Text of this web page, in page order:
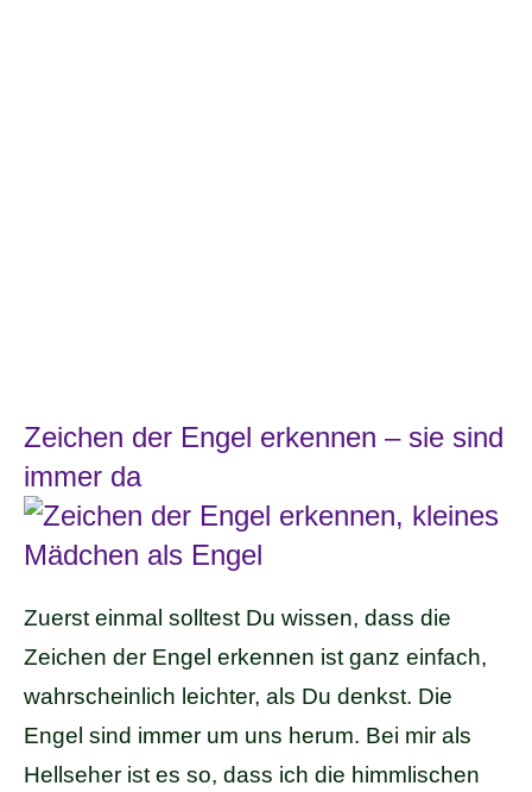
Zeichen der Engel erkennen – sie sind
immer da
Zuerst einmal solltest Du wissen, dass die
Zeichen der Engel erkennen ist ganz einfach,
wahrscheinlich leichter, als Du denkst. Die
Engel sind immer um uns herum. Bei mir als
Hellseher ist es so, dass ich die himmlischen